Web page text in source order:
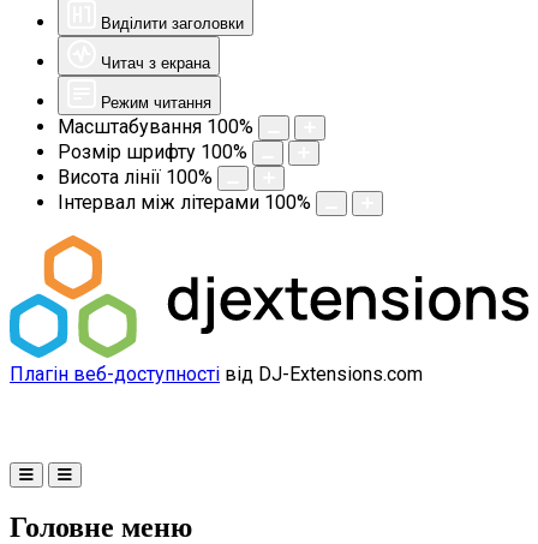
Виділити заголовки
Читач з екрана
Режим читання
Масштабування 100%
Розмір шрифту 100%
Висота лінії 100%
Інтервал між літерами 100%
Плагін веб-доступності від DJ-Extensions.com
Головне меню